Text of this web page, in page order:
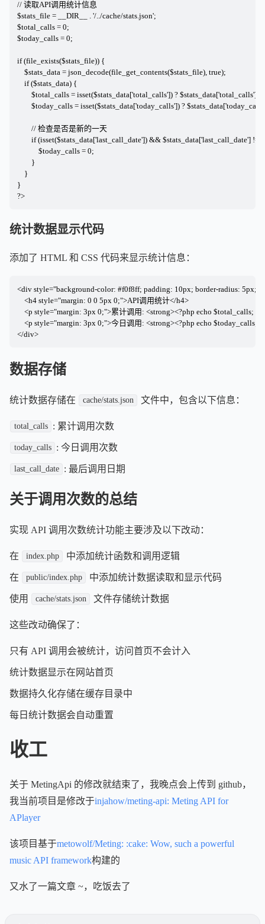
// 读取API调用统计信息
$stats_file = __DIR__ . '/../cache/stats.json';
$total_calls = 0;
$today_calls = 0;
if (file_exists($stats_file)) {
    $stats_data = json_decode(file_get_contents($stats_file), true);
    if ($stats_data) {
$total_calls = isset($stats_data['total_calls']) ? $stats_data['total_calls'] :
$today_calls = isset($stats_data['today_calls']) ?
        // 检查是否是新的一天
if (isset($stats_data['last_call_date']) && $stats_data['last_call_date'] !=
            $today_calls = 0;
        }
    }
}
?>
统计数据显示代码
添加了 HTML 和 CSS 代码来显示统计信息：
<div style="background-color: #f0f8ff; padding: 10px; border-radius: 5px;
    <h4 style="margin: 0 0 5px 0;">API调用统计</h4>
<p style="margin: 3px 0;">累计调用: <strong><?php echo $total_calls;
<p style="margin: 3px 0;">今日调用: <strong><?php echo $today_calls;
</div>
数据存储
统计数据存储在 cache/stats.json 文件中，包含以下信息：
total_calls : 累计调用次数
today_calls : 今日调用次数
last_call_date : 最后调用日期
关于调用次数的总结
实现 API 调用次数统计功能主要涉及以下改动：
在 index.php 中添加统计函数和调用逻辑
在 public/index.php 中添加统计数据读取和显示代码
使用 cache/stats.json 文件存储统计数据
这些改动确保了：
只有 API 调用会被统计，访问首页不会计入
统计数据显示在网站首页
数据持久化存储在缓存目录中
每日统计数据会自动重置
收工
关于 MetingApi 的修改就结束了，我晚点会上传到 github，
我当前项目是修改于injahow/meting-api: Meting API for
APlayer
该项目基于metowolf/Meting: :cake: Wow, such a powerful
music API framework构建的
又水了一篇文章 ~，吃饭去了